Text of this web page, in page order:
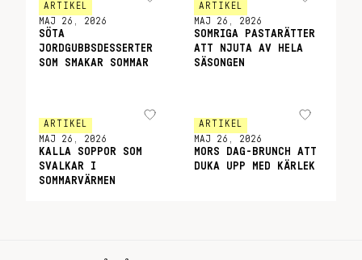
ARTIKEL
MAJ 26, 2026
SÖTA
JORDGUBBSDESSERTER
SOM SMAKAR SOMMAR
ARTIKEL
MAJ 26, 2026
SOMRIGA PASTARÄTTER
ATT NJUTA AV HELA
SÄSONGEN
ARTIKEL
MAJ 26, 2026
KALLA SOPPOR SOM
SVALKAR I
SOMMARVÄRMEN
ARTIKEL
MAJ 26, 2026
MORS DAG-BRUNCH ATT
DUKA UPP MED KÄRLEK